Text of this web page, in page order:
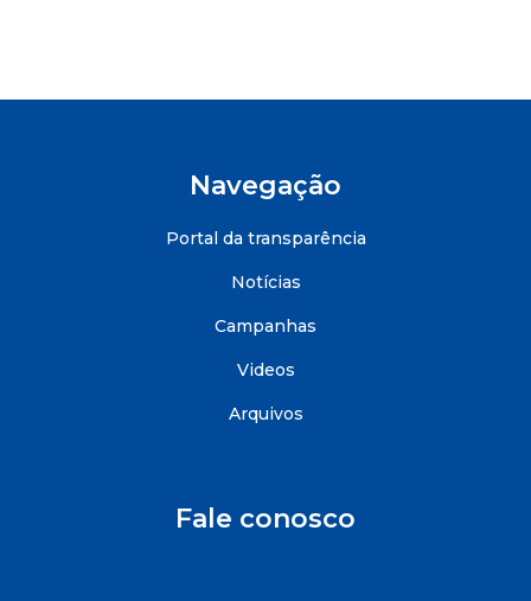
Navegação
Portal da transparência
Notícias
Campanhas
Videos
Arquivos
Fale conosco